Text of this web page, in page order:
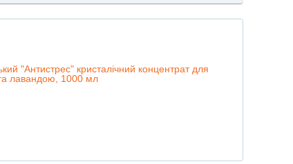
"Антистрес" кристалічний концентрат для
лавандою, 1000 мл